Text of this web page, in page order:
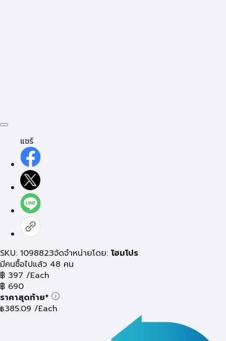
แชร์
SKU: 1098823จัดจำหน่ายโดย: โฮมโปร
มีคนซื้อไปแล้ว 48 คน
฿ 397 /Each
฿ 690
ราคาสุดท้าย*
฿385.09 /Each